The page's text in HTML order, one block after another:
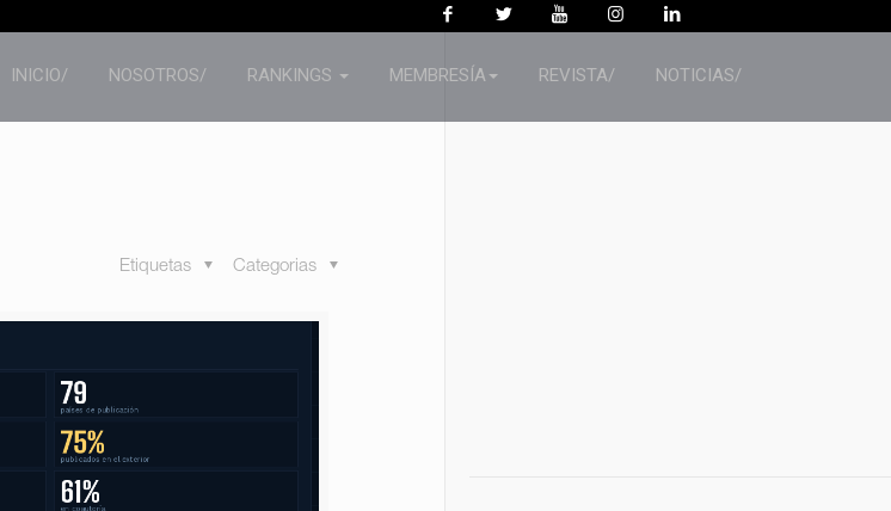
INICIO/ NOSOTROS/ RANKINGS MEMBRESÍA REVISTA/ NOTICIAS/
Categorias
Etiquetas